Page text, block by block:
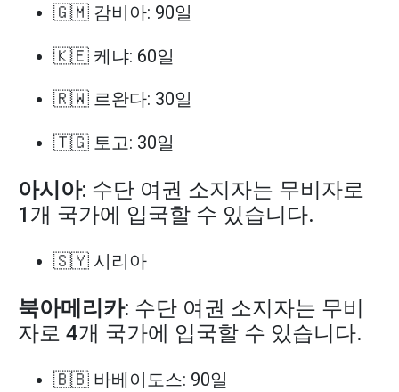
🇬🇲 감비아: 90일
🇰🇪 케냐: 60일
🇷🇼 르완다: 30일
🇹🇬 토고: 30일
아시아: 수단 여권 소지자는 무비자로
1개 국가에 입국할 수 있습니다.
🇸🇾 시리아
북아메리카: 수단 여권 소지자는 무비
자로 4개 국가에 입국할 수 있습니다.
🇧🇧 바베이도스: 90일